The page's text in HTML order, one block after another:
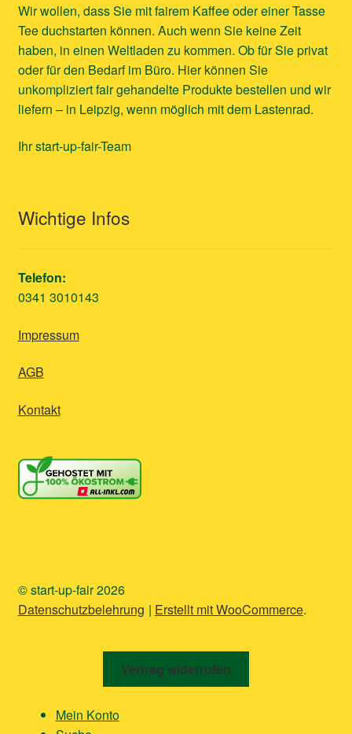
Wir wollen, dass Sie mit fairem Kaffee oder einer Tasse
Tee duchstarten können. Auch wenn Sie keine Zeit
haben, in einen Weltladen zu kommen. Ob für Sie privat
oder für den Bedarf im Büro. Hier können Sie
unkompliziert fair gehandelte Produkte bestellen und wir
liefern – in Leipzig, wenn möglich mit dem Lastenrad.
Ihr start-up-fair-Team
Wichtige Infos
Telefon:
0341 3010143
Impressum
AGB
Kontakt
© start-up-fair 2026
Datenschutzbelehrung
Erstellt mit WooCommerce.
Vertrag widerrufen
Mein Konto